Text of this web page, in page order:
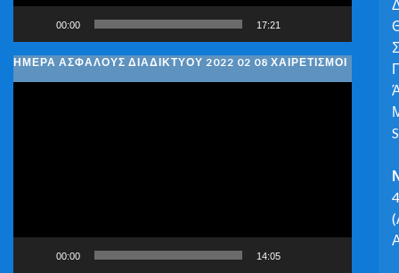
00:00 17:21
ΗΜΈΡΑ ΑΣΦΑΛΟΎΣ ΔΙΑΔΙΚΤΎΟΥ 2022 02 08 ΧΑΙΡΕΤΙΣΜΟΊ
00:00 14:05